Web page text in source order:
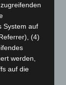
System auf
(4)
werden,
auf die